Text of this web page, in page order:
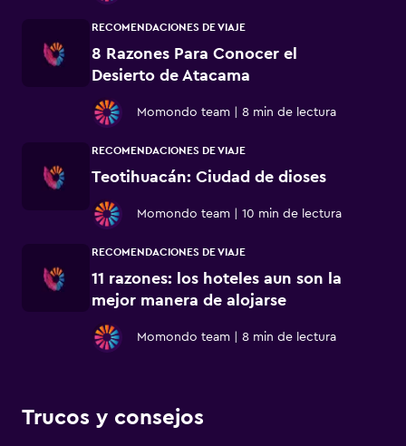
RECOMENDACIONES DE VIAJE
8 Razones Para Conocer el
Desierto de Atacama
Momondo team 8 min de lectura
RECOMENDACIONES DE VIAJE
Teotihuacán: Ciudad de dioses
Momondo team 10 min de lectura
RECOMENDACIONES DE VIAJE
11 razones: los hoteles aun son la
mejor manera de alojarse
Momondo team 8 min de lectura
Trucos y consejos